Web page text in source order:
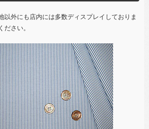
以外にも店内には多数ディスプレイしておりま
ださい。